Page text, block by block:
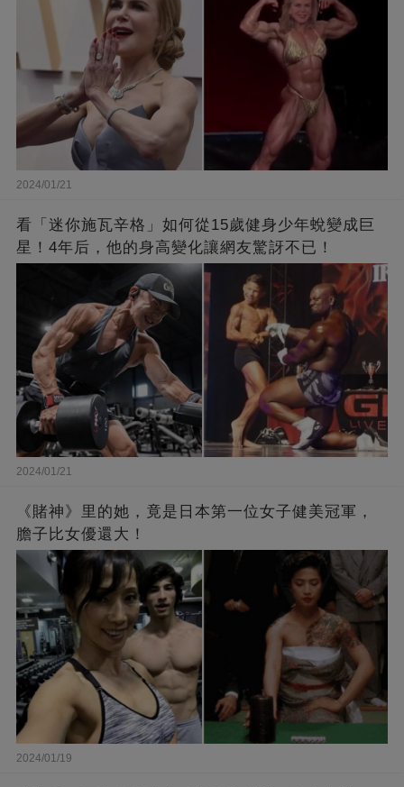
2024/01/21
看「迷你施瓦辛格」如何從15歲健身少年蛻變成巨
星！4年后，他的身高變化讓網友驚訝不已！
2024/01/21
《賭神》里的她，竟是日本第一位女子健美冠軍，
膽子比女優還大！
2024/01/19